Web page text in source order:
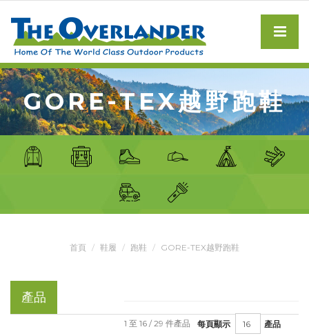
GORE-TEX越野跑鞋
首頁 鞋履 跑鞋 GORE-TEX越野跑鞋
產品
每頁顯示 產品
1 至 16 / 29 件產品